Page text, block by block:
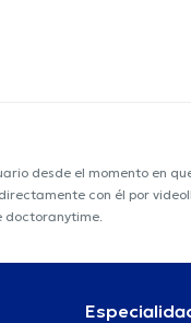
desde el momento en
con él por
doctoranytime.